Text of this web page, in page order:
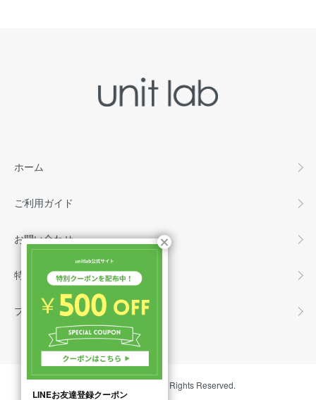
ホーム
ご利用ガイド
お問い合わせ
特定商取引法に基づく表記
プライバシーポリシー
Copyright ©unit lab All Rights Reserved.
LINEお友達登録クーポン